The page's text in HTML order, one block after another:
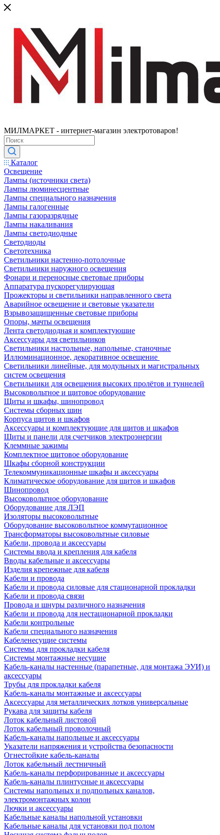
МИЛМАРКЕТ - интернет-магазин электротоваров!
Каталог
Освещение
Лампы (источники света)
Лампы люминесцентные
Лампы специального назначения
Лампы галогенные
Лампы газоразрядные
Лампы накаливания
Лампы светодиодные
Светодиоды
Светотехника
Светильники настенно-потолочные
Светильники наружного освещения
Фонари и переносные световые приборы
Аппаратура пускорегулирующая
Прожекторы и светильники направленного света
Аварийное освещение и световые указатели
Взрывозащищенные световые приборы
Опоры, мачты освещения
Лента светодиодная и комплектующие
Аксессуары для светильников
Светильники настольные, напольные, станочные
Иллюминационное, декоративное освещение
Светильники линейные, для модульных и магистральных
систем освещения
Светильники для освещения высоких пролётов и туннелей
Высоковольтное и щитовое оборудование
Щиты и шкафы, шинопровод
Системы сборных шин
Корпуса щитов и шкафов
Аксессуары и комплектующие для щитов и шкафов
Щиты и панели для счетчиков электроэнергии
Клеммные зажимы
Комплектное щитовое оборудование
Шкафы сборной конструкции
Телекоммуникационные шкафы и аксессуары
Климатическое оборудование для щитов и шкафов
Шинопровод
Высоковольтное оборудование
Оборудование для ЛЭП
Изоляторы высоковольтные
Оборудование высоковольтное коммутационное
Трансформаторы высоковольтные силовые
Кабели, провода и аксессуары
Системы ввода и крепления для кабеля
Вводы кабельные и аксессуары
Изделия крепежные для кабеля
Кабели и провода
Кабели и провода силовые для стационарной прокладки
Кабели и провода связи
Провода и шнуры различного назначения
Кабели и провода для нестационарной прокладки
Кабели контрольные
Кабели специального назначения
Кабеленесущие системы
Системы для прокладки кабеля
Системы монтажные несущие
Кабель-каналы настенные (парапетные, для монтажа ЭУИ) и
аксессуары
Трубы для прокладки кабеля
Кабель-каналы монтажные и аксессуары
Аксессуары для металлических лотков универсальные
Рукава для защиты кабеля
Лоток кабельный листовой
Лоток кабельный проволочный
Кабель-каналы напольные и аксессуары
Указатели напряжения и устройства безопасности
Огнестойкие кабель-каналы
Лоток кабельный лестничный
Кабель-каналы перфорированные и аксессуары
Кабель-каналы плинтусные и аксессуары
Системы напольных и подпольных каналов,
электромонтажных колон
Лючки и аксессуары
Кабельные каналы напольной установки
Кабельные каналы для установки под полом